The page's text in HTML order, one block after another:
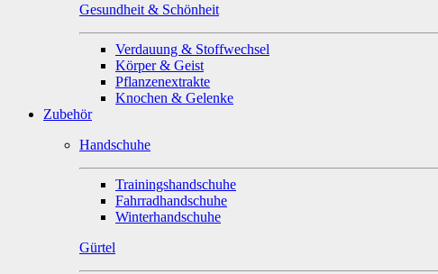
Gesundheit & Schönheit
Verdauung & Stoffwechsel
Körper & Geist
Pflanzenextrakte
Knochen & Gelenke
Zubehör
Handschuhe
Trainingshandschuhe
Fahrradhandschuhe
Winterhandschuhe
Gürtel